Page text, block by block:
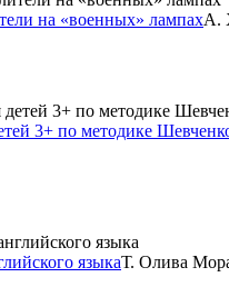
на «военных» лампахА.
3+ по методике
языкаТ. Олива